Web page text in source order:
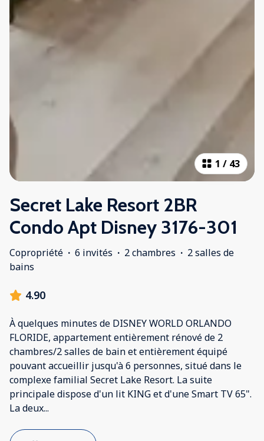
1 / 43
Secret Lake Resort 2BR
Condo Apt Disney 3176-301
Copropriété · 6 invités · 2 chambres · 2 salles de
bains
4.90
À quelques minutes de DISNEY WORLD ORLANDO
FLORIDE, appartement entièrement rénové de 2
chambres/2 salles de bain et entièrement équipé
pouvant accueillir jusqu'à 6 personnes, situé dans le
complexe familial Secret Lake Resort. La suite
principale dispose d'un lit KING et d'une Smart TV 65".
La deux...